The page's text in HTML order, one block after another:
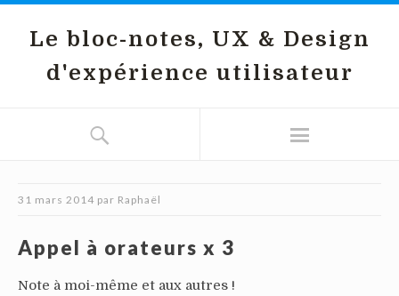
Le bloc-notes, UX & Design
d'expérience utilisateur
31 mars 2014 par Raphaël
Appel à orateurs x 3
Note à moi-même et aux autres !